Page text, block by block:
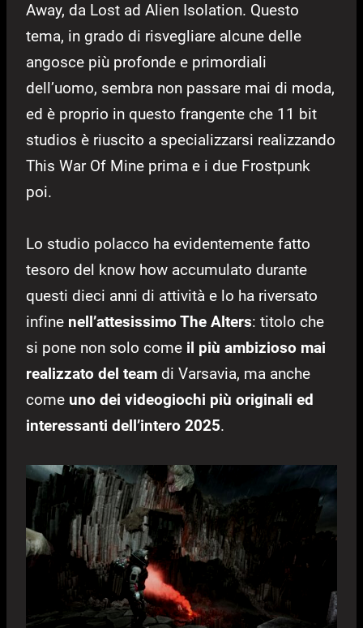
Away, da Lost ad Alien Isolation. Questo
tema, in grado di risvegliare alcune delle
angosce più profonde e primordiali
dell’uomo, sembra non passare mai di moda,
ed è proprio in questo frangente che 11 bit
studios è riuscito a specializzarsi realizzando
This War Of Mine prima e i due Frostpunk
poi.
Lo studio polacco ha evidentemente fatto
tesoro del know how accumulato durante
questi dieci anni di attività e lo ha riversato
infine nell’attesissimo The Alters: titolo che
si pone non solo come il più ambizioso mai
realizzato del team di Varsavia, ma anche
come uno dei videogiochi più originali ed
interessanti dell’intero 2025.